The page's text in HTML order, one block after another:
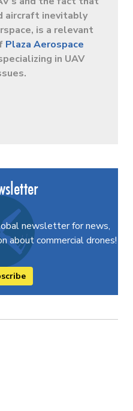
aircraft inevitably
is a relevant
Plaza Aerospace
in UAV
newsletter for news,
about commercial drones!